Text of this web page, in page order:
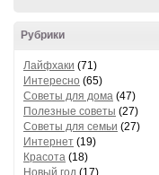
Рубрики
Лайфхаки (71)
Интересно (65)
Советы для дома (47)
Полезные советы (27)
Советы для семьи (27)
Интернет (19)
Красота (18)
Новый год (17)